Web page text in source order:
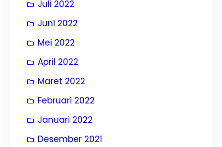
Juli 2022
Juni 2022
Mei 2022
April 2022
Maret 2022
Februari 2022
Januari 2022
Desember 2021